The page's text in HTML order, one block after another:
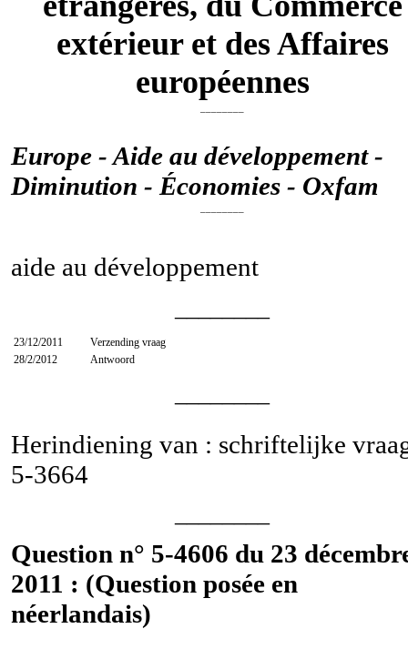
extérieur et des Affaires
européennes
Europe - Aide au développement -
Diminution - Économies - Oxfam
aide au développement
23/12/2011
Verzending vraag
28/2/2012
Antwoord
Herindiening van : schriftelijke
5-3664
Question n° 5-4606 du 23
2011 : (Question posée en
néerlandais)